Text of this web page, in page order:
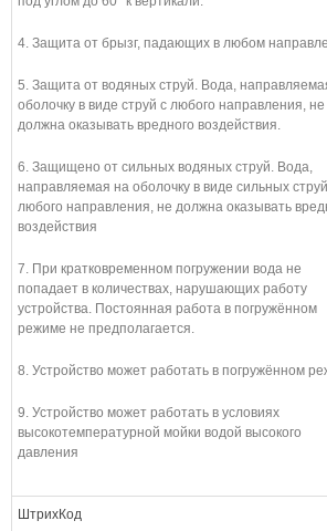
4. Защита от брызг, падающих в любом
5. Защита от водяных струй. Вода,
оболочку в виде струй с любого направления, не
должна оказывать вредного воздействия.
6. Защищено от сильных водяных струй. Вода,
направляемая на оболочку в виде сильных
любого направления, не должна оказывать
воздействия
7. При кратковременном погружении вода не
попадает в количествах, нарушающих работу
устройства. Постоянная работа в погружённом
режиме не предполагается.
8. Устройство может работать в погружённом
9. Устройство может работать в условиях
высокотемпературной мойки водой высокого
давления
ШтрихКод